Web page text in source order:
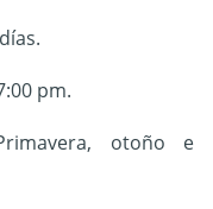
pm.
otoño e